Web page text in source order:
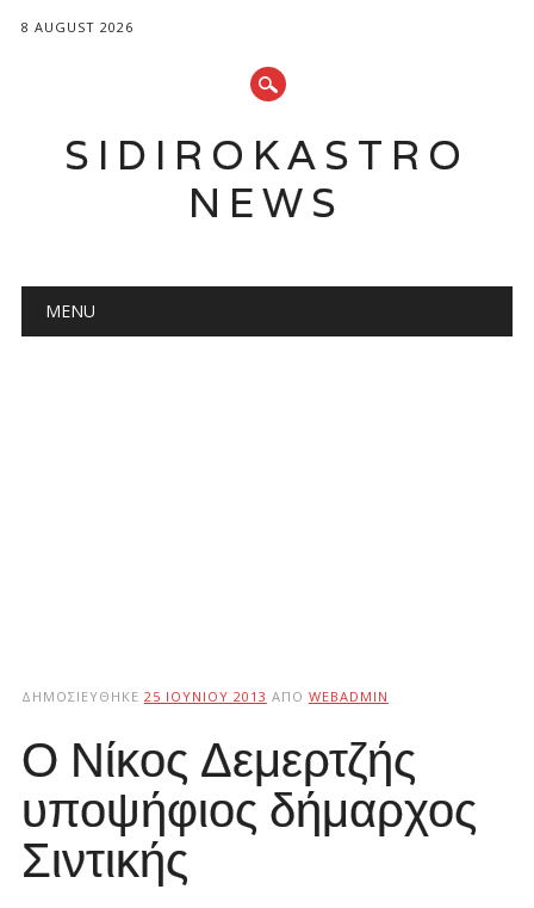
8 AUGUST 2026
SIDIROKASTRO
NEWS
Main menu
MENU
ΔΗΜΟΣΙΕΎΘΗΚΕ 25 ΙΟΥΝΊΟΥ 2013 ΑΠΌ WEBADMIN
Ο Νίκος Δεμερτζής
υποψήφιος δήμαρχος
Σιντικής